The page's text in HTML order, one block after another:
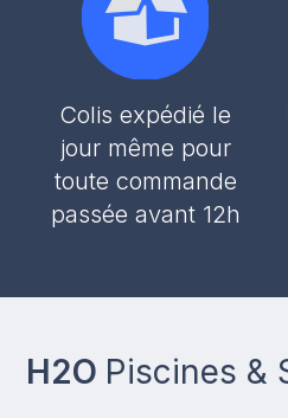
Colis expédié le
jour même pour
toute commande
passée avant 12h
H2O Piscines &